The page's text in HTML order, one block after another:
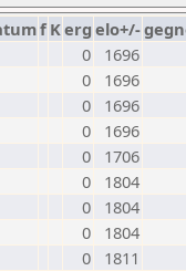
f Kerg elo+/-
0
1696
0
1696
0
1696
0
1696
0
1706
0
1804
0
1804
0
1804
0
1811